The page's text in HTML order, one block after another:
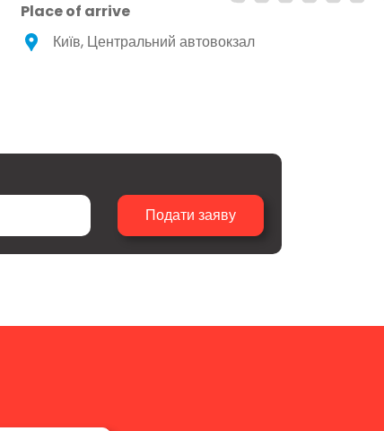
Place of arrive
Київ, Центральний автовокзал